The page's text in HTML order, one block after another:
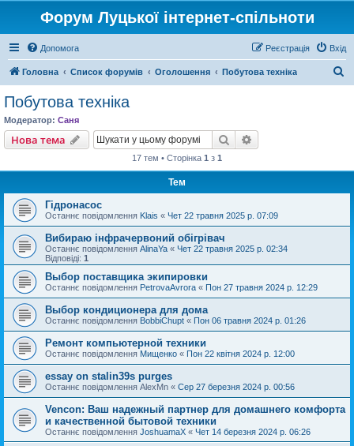
Форум Луцької інтернет-спільноти
Допомога Вхід
Реєстрація
Головна Список форумів Оголошення Побутова техніка
Побутова техніка
Модератор: Саня
Нова тема Пошук
17 тем • Сторінка 1 з 1
Тем
Гідронасос
Останнє повідомлення Klais « Чет 22 травня 2025 р. 07:09
Вибираю інфрачервоний обігрівач
Останнє повідомлення AlinaYa « Чет 22 травня 2025 р. 02:34
Відповіді: 1
Выбор поставщика экипировки
Останнє повідомлення PetrovaAvrora « Пон 27 травня 2024 р. 12:29
Выбор кондиционера для дома
Останнє повідомлення BobbiChupt « Пон 06 травня 2024 р. 01:26
Ремонт компьютерной техники
Останнє повідомлення Мищенко « Пон 22 квітня 2024 р. 12:00
essay on stalin39s purges
Останнє повідомлення AlexMn « Сер 27 березня 2024 р. 00:56
Vencon: Ваш надежный партнер для домашнего комфорта
и качественной бытовой техники
Останнє повідомлення JoshuamaX « Чет 14 березня 2024 р. 06:26